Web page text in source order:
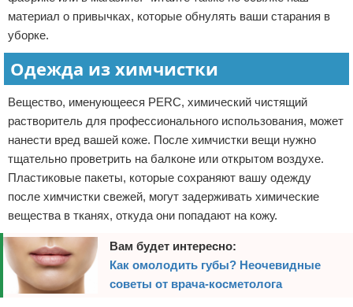
материал о привычках, которые обнулять ваши старания в
уборке.
Одежда из химчистки
Вещество, именующееся PERC, химический чистящий
растворитель для профессионального использования, может
нанести вред вашей коже. После химчистки вещи нужно
тщательно проветрить на балконе или открытом воздухе.
Пластиковые пакеты, которые сохраняют вашу одежду
после химчистки свежей, могут задерживать химические
вещества в тканях, откуда они попадают на кожу.
Вам будет интересно:
Как омолодить губы? Неочевидные
советы от врача-косметолога